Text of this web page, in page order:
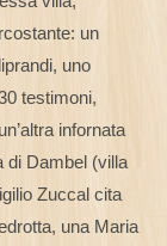
un
uno
testimoni,
infornata
di Dambel (villa
Zuccal cita
una Maria